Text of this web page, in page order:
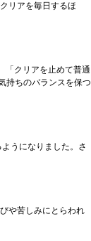
リアを毎日するほ
「クリアを止めて普通
持ちのバランスを保つ
うになりました。さ
や苦しみにとらわれ